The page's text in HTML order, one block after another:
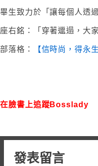
畢生致力於「讓每個人透
座右銘：「穿著邋遢，大
部落格： 【信時尚，得永生
在臉書上追蹤Bosslady
發表留言